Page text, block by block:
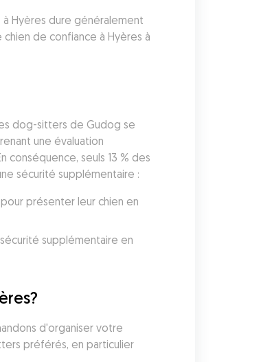
Hyères dure généralement
de confiance à Hyères à
dog-sitters de Gudog se
une évaluation
seuls 13 % des
sécurité supplémentaire :
présenter leur chien en
supplémentaire en
d'organiser votre
préférés, en particulier